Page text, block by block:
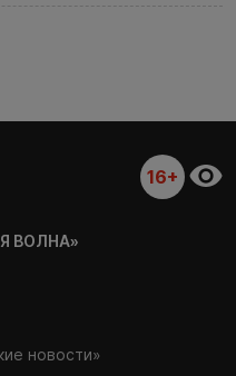
16+
ВОЛНА»
новости»